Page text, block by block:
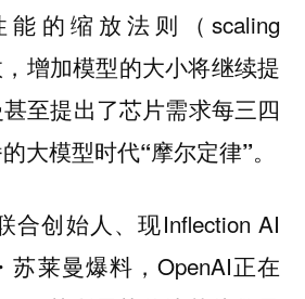
的缩放法则（scaling
增加模型的大小将继续提
至提出了芯片需求每三四
大模型时代“摩尔定律”。
合创始人、现Inflection AI
苏莱曼爆料，OpenAI正在